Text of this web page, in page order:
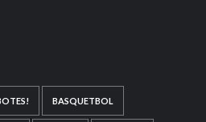
BASQUETBOL